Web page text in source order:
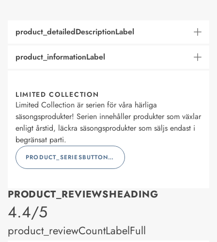
product_detailedDescriptionLabel
product_informationLabel
LIMITED COLLECTION
Limited Collection är serien för våra härliga
säsongsprodukter! Serien innehåller produkter som växlar
enligt årstid, läckra säsongsprodukter som säljs endast i
begränsat parti.
PRODUCT_SERIESBUTTONLABEL
PRODUCT_REVIEWSHEADING
product_rating
4.4/5
product_reviewCountLabelFull